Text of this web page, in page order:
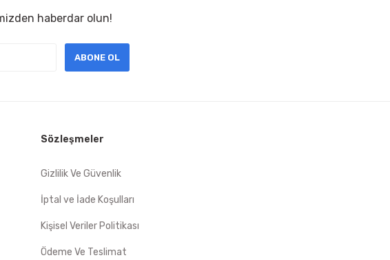
haberdar olun!
ABONE OL
Sözleşmeler
Gizlilik Ve Güvenlik
İptal ve İade Koşulları
Kişisel Veriler Politikası
Ödeme Ve Teslimat